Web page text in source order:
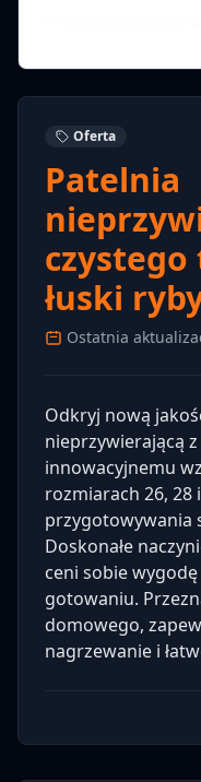
Oferta
Patelnia
łuski
Ostatnia
Odkryj nową
nieprzywierającą
innowacyjnemu
rozmiarach 26, 28
przygotowywania
Doskonałe
ceni sobie
gotowaniu.
domowego,
nagrzewanie i